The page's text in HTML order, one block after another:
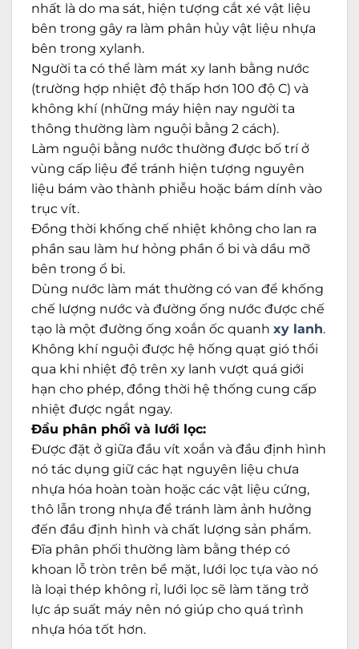
nhất là do ma sát, hiện tượng cắt xé vật liệu
bên trong gây ra làm phân hủy vật liệu nhựa
bên trong xylanh.
Người ta có thể làm mát xy lanh bằng nước
(trường hợp nhiệt độ thấp hơn 100 độ C) và
không khí (những máy hiện nay người ta
thông thường làm nguội bằng 2 cách).
Làm nguội bằng nước thường được bố trí ở
vùng cấp liệu để tránh hiện tượng nguyên
liệu bám vào thành phiễu hoặc bám dính vào
trục vít.
Đồng thời khống chế nhiệt không cho lan ra
phần sau làm hư hỏng phần ổ bi và dầu mỡ
bên trong ổ bi.
Dùng nước làm mát thường có van để khống
chế lượng nước và đường ống nước được chế
tạo là một đường ống xoắn ốc quanh xy lanh.
Không khí nguội được hệ hống quạt gió thổi
qua khi nhiệt độ trên xy lanh vượt quá giới
hạn cho phép, đồng thời hệ thống cung cấp
nhiệt được ngắt ngay.
Đầu phân phối và lưới lọc:
Được đặt ở giữa đầu vít xoắn và đầu định hình
nó tác dụng giữ các hạt nguyên liệu chưa
nhựa hóa hoàn toàn hoặc các vật liệu cứng,
thô lẫn trong nhựa để tránh làm ảnh hưởng
đến đầu định hình và chất lượng sản phẩm.
Đĩa phân phối thường làm bằng thép có
khoan lỗ tròn trên bề mặt, lưới lọc tựa vào nó
là loại thép không rỉ, lưới lọc sẽ làm tăng trở
lực áp suất máy nên nó giúp cho quá trình
nhựa hóa tốt hơn.